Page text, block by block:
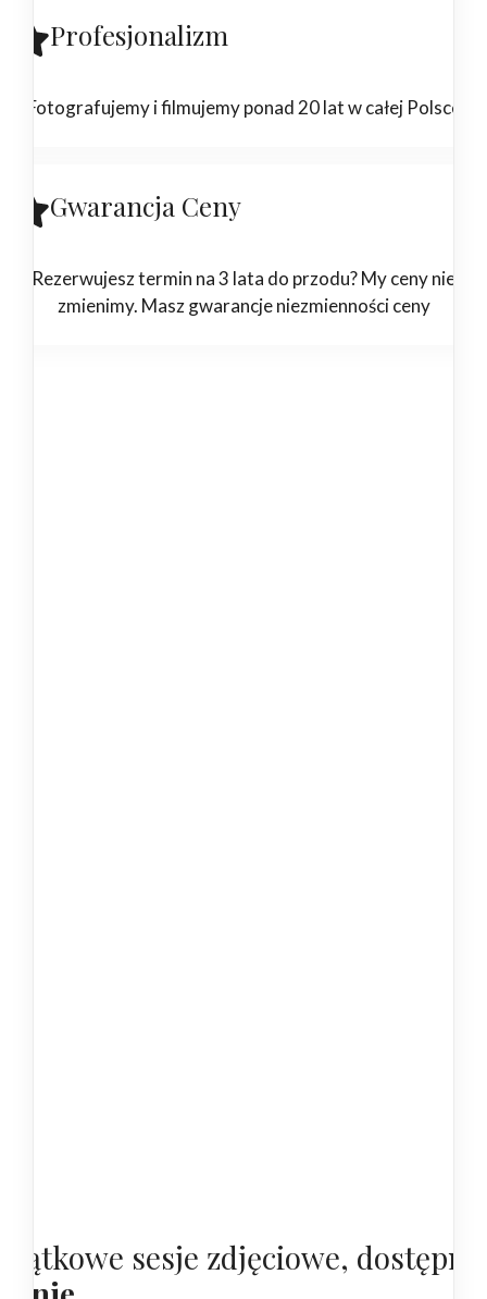
Profesjonalizm
Fotografujemy i filmujemy ponad 20 lat w całej Polsce
Gwarancja Ceny
Rezerwujesz termin na 3 lata do przodu? My ceny nie
zmienimy. Masz gwarancje niezmienności ceny
sesje zdjęciowe,